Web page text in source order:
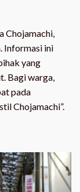
Chojamachi,
Informasi ini
yang
Bagi warga,
pada
Chojamachi”.